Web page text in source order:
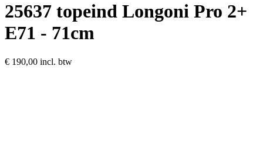
25637 topeind Longoni Pro 2+
E71 - 71cm
€ 190,00 incl. btw